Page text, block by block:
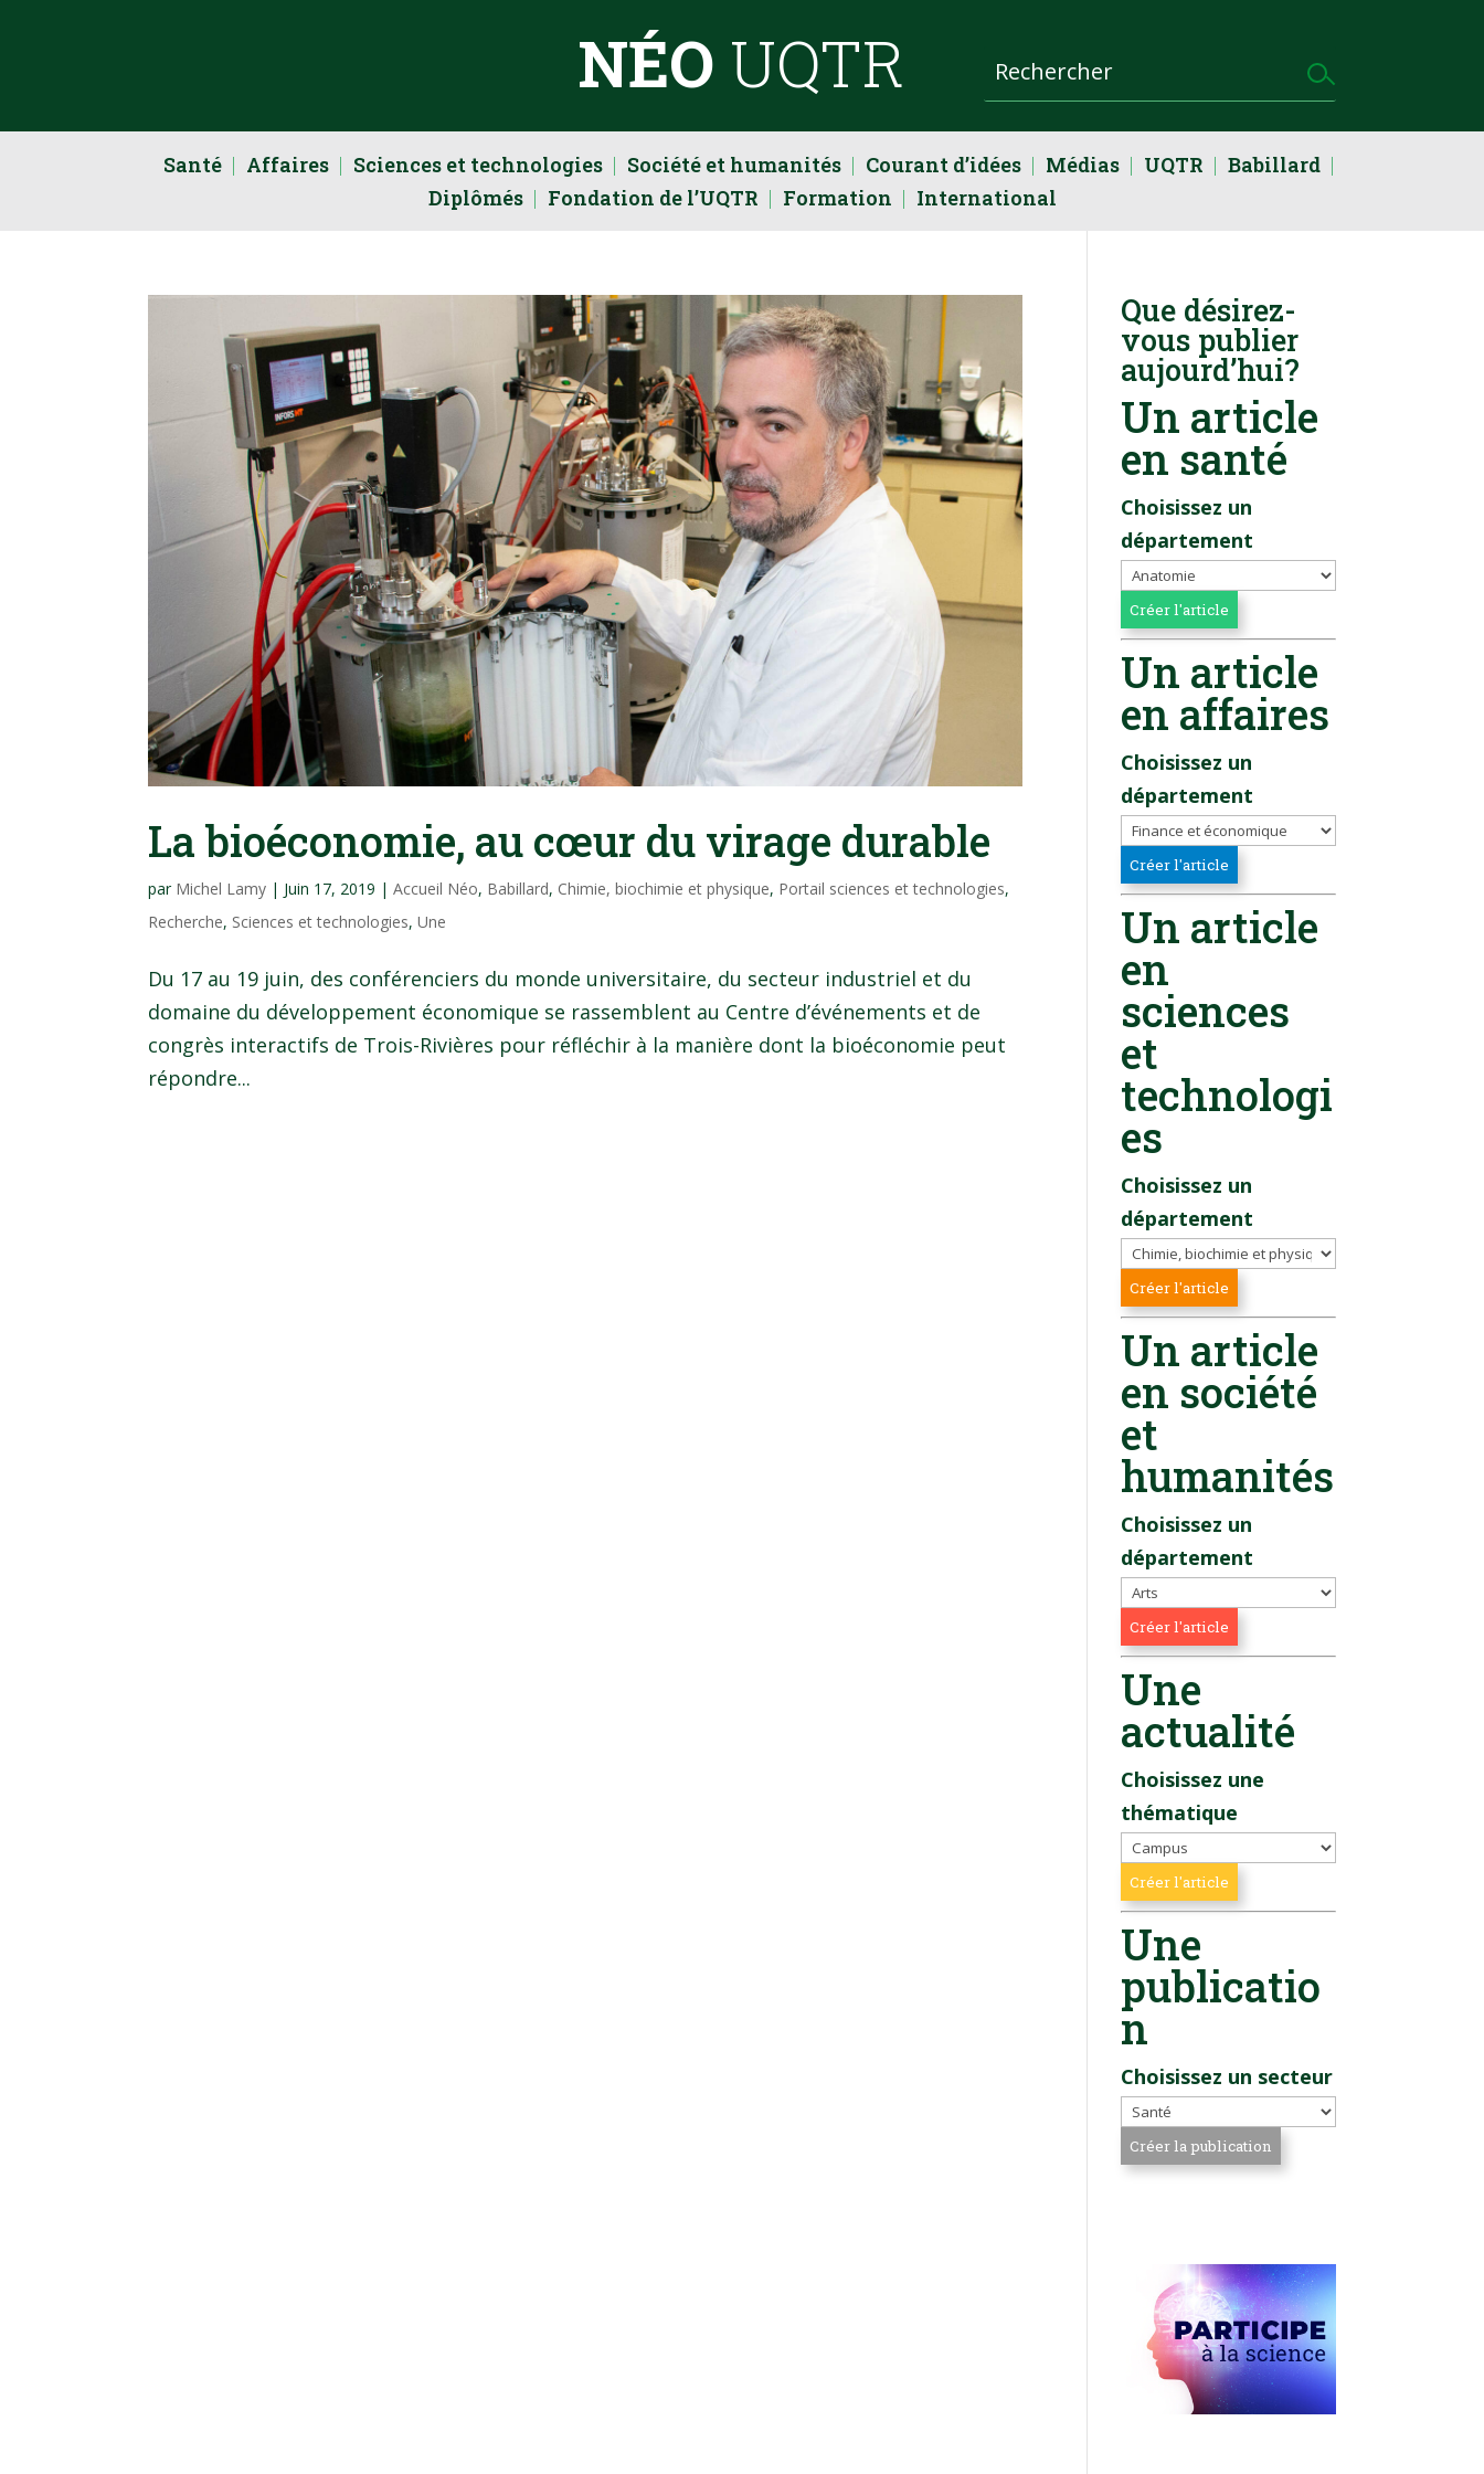
NÉO UQTR
Santé Affaires Sciences et technologies Société et humanités Courant d’idées Médias UQTR
Babillard
Diplômés
Fondation de l’UQTR Formation International
La bioéconomie, au cœur du virage durable
par Michel Lamy | Juin 17, 2019 |Accueil Néo, Babillard, Chimie, biochimie et physique, Portail sciences et technologies,
Recherche, Sciences et technologies,Une
Du 17 au 19 juin, des conférenciers du monde universitaire, du secteur industriel et du
domaine du développement économique se rassemblent au Centre d’événements et de
congrès interactifs de Trois-Rivières pour réfléchir à la manière dont la bioéconomie peut
répondre...
Que désirez-
vous publier
aujourd’hui?
Un article
en santé
Choisissez un
département
Un article
en affaires
Choisissez un
département
Un article
en
sciences
et
technologi
es
Choisissez un
département
Un article
en société
et
humanités
Choisissez un
département
Une
actualité
Choisissez une
thématique
Une
publicatio
n
Choisissez un secteur